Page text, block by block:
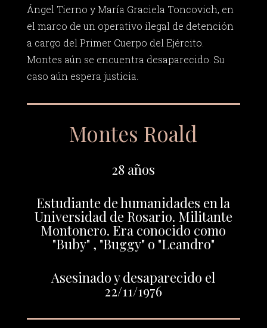
Ángel Tierno y María Graciela Toncovich, en
el marco de un operativo ilegal de detención
a cargo del Primer Cuerpo del Ejército.
Montes aún se encuentra desaparecido. Su
caso aún espera justicia.
Montes Roald
28 años
Estudiante de humanidades en la
Universidad de Rosario. Militante
Montonero. Era conocido como
"Buby" , "Buggy" o "Leandro"
Asesinado y desaparecido el
22/11/1976